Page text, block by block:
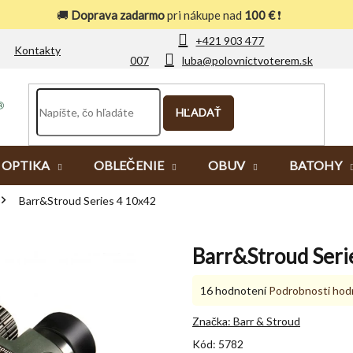
🚚 Doprava zadarmopri nákupe nad 100 €❗
+421 903 477
007
luba@polovnictvoterem.sk
Kontakty
HĽADAŤ
OPTIKA OBLEČENIE OBUV BATOHY
Barr&Stroud Series 4 10x42
Barr&Stroud
Kód: 5782
Priemerné
produktu
5,0
16 hodnotení Podrobnosti
Značka: Barr & Stroud